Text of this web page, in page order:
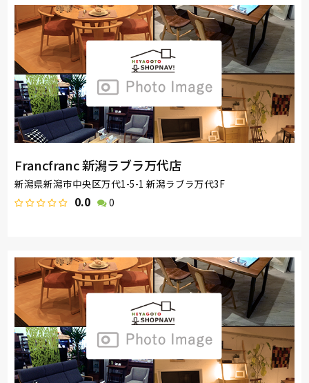
Francfranc 新潟ラブラ万代店
新潟県新潟市中央区万代1-5-1 新潟ラブラ万代3F
0.0 0